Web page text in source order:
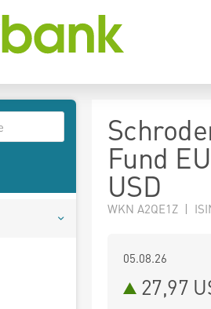
Fund
USD
WKN A2QE1Z |
05.08.26
27,97